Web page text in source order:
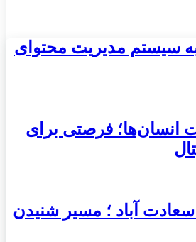
سیستم مدیریت محتوای
انسان‌ها؛ فرصتی برای
آباد ؛ مسیر شنیدن